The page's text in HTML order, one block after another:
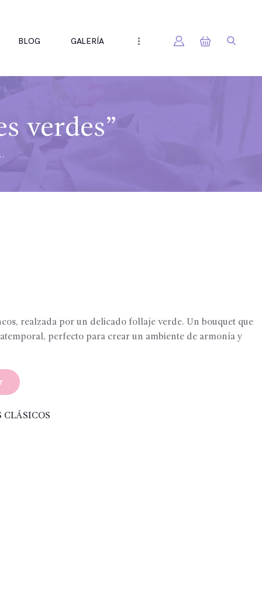
BLOG GALERÍA
verdes”
realzada por un delicado follaje verde. Un bouquet que
perfecto para crear un ambiente de armonía y
CLÁSICOS